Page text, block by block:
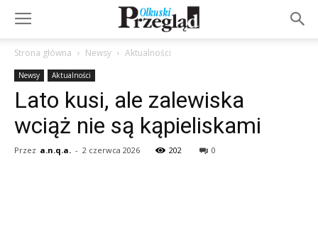
Strona główna Newsy Aktualności
Newsy Aktualności
Lato kusi, ale zalewiska
wciąż nie są kąpieliskami
Przez a.n.q.a. - 2 czerwca 2026 202 0